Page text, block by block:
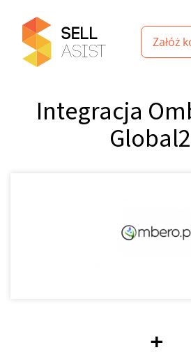
Załóż
Integracja
+